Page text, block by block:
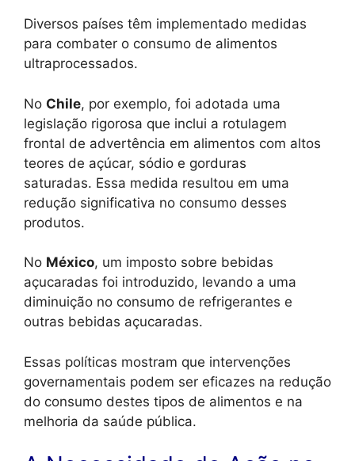
Diversos países têm implementado medidas
para combater o consumo de alimentos
ultraprocessados.
No Chile, por exemplo, foi adotada uma
legislação rigorosa que inclui a rotulagem
frontal de advertência em alimentos com altos
teores de açúcar, sódio e gorduras
saturadas. Essa medida resultou em uma
redução significativa no consumo desses
produtos.
No México, um imposto sobre bebidas
açucaradas foi introduzido, levando a uma
diminuição no consumo de refrigerantes e
outras bebidas açucaradas.
Essas políticas mostram que intervenções
governamentais podem ser eficazes na redução
do consumo destes tipos de alimentos e na
melhoria da saúde pública.